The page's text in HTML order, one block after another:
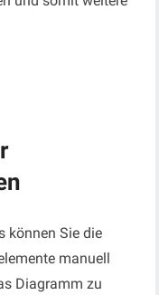
können Sie die
manuell
Diagramm zu